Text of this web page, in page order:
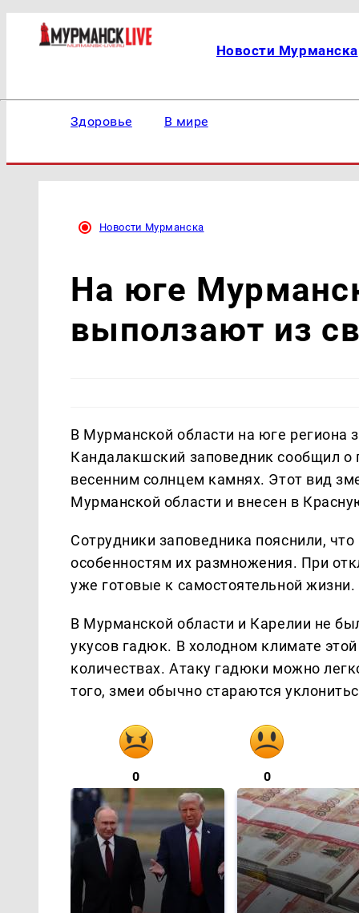
Новости Мурманска
Здоровье В мире
Новости Мурманска
На юге
выползают из
В Мурманской области на юге региона
Кандалакшский заповедник сообщил
весенним солнцем камнях. Этот вид
Мурманской области и внесен в
Сотрудники заповедника пояснили,
особенностям их размножения. При
уже готовые к самостоятельной
В Мурманской области и Карелии не
укусов гадюк. В холодном климате
количествах. Атаку гадюки можно
того, змеи обычно стараются
0 0